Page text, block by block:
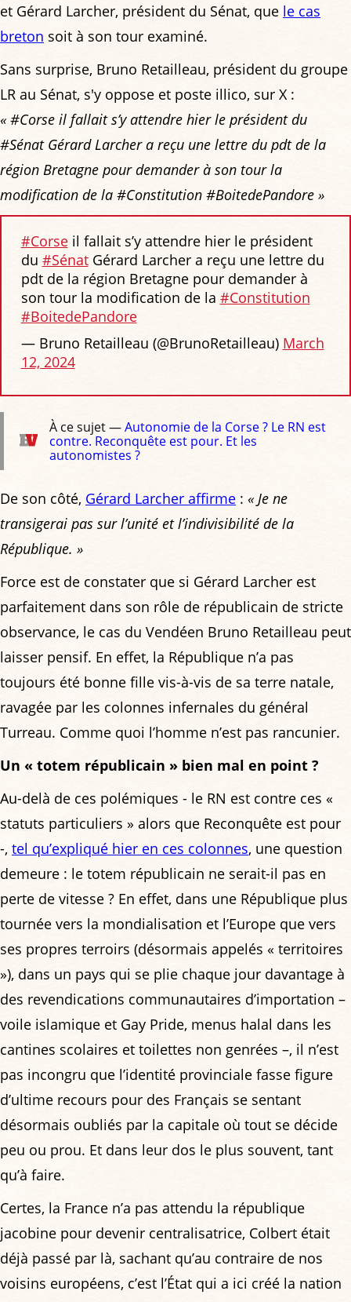
et Gérard Larcher, président du Sénat, que le cas
breton soit à son tour examiné.
Sans surprise, Bruno Retailleau, président du groupe
LR au Sénat, s'y oppose et poste illico, sur X :
« #Corse il fallait s’y attendre hier le président du
#Sénat Gérard Larcher a reçu une lettre du pdt de la
région Bretagne pour demander à son tour la
modification de la #Constitution #BoitedePandore »
#Corseil fallait s’y attendre hier le président
du #SénatGérard Larcher a reçu une lettre du
pdt de la région Bretagne pour demander à
son tour la modification de la #Constitution
#BoitedePandore
— Bruno Retailleau (@BrunoRetailleau) March
12, 2024
À ce sujet —Autonomie de la Corse ? Le RN est
contre. Reconquête est pour. Et les
autonomistes ?
De son côté, Gérard Larcher affirme : « Je ne
transigerai pas sur l’unité et l’indivisibilité de la
République. »
Force est de constater que si Gérard Larcher est
parfaitement dans son rôle de républicain de stricte
observance, le cas du Vendéen Bruno Retailleau peut
laisser pensif. En effet, la République n’a pas
toujours été bonne fille vis-à-vis de sa terre natale,
ravagée par les colonnes infernales du général
Turreau. Comme quoi l’homme n’est pas rancunier.
Un « totem républicain » bien mal en point ?
Au-delà de ces polémiques - le RN est contre ces «
statuts particuliers » alors que Reconquête est pour
-, tel qu’expliqué hier en ces colonnes, une question
demeure : le totem républicain ne serait-il pas en
perte de vitesse ? En effet, dans une République plus
tournée vers la mondialisation et l’Europe que vers
ses propres terroirs (désormais appelés « territoires
»), dans un pays qui se plie chaque jour davantage à
des revendications communautaires d’importation –
voile islamique et Gay Pride, menus halal dans les
cantines scolaires et toilettes non genrées –, il n’est
pas incongru que l’identité provinciale fasse figure
d’ultime recours pour des Français se sentant
désormais oubliés par la capitale où tout se décide
peu ou prou. Et dans leur dos le plus souvent, tant
qu’à faire.
Certes, la France n’a pas attendu la république
jacobine pour devenir centralisatrice, Colbert était
déjà passé par là, sachant qu’au contraire de nos
voisins européens, c’est l’État qui a ici créé la nation